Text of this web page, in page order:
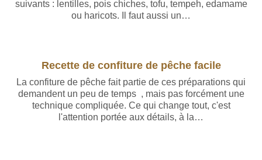
suivants : lentilles, pois chiches, tofu, tempeh, edamame
ou haricots. Il faut aussi un…
Recette de confiture de pêche facile
La confiture de pêche fait partie de ces préparations qui
demandent un peu de temps , mais pas forcément une
technique compliquée. Ce qui change tout, c'est
l'attention portée aux détails, à la…